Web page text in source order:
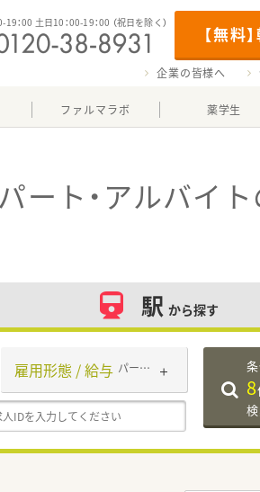
【無料
19：00 土日10：00-19：00 （祝日を除く）
企業の皆様へ
ファルマラボ 薬学生
ート・アルバイト
駅 から探す
雇用形態 / 給与 パート・アルバイト
8